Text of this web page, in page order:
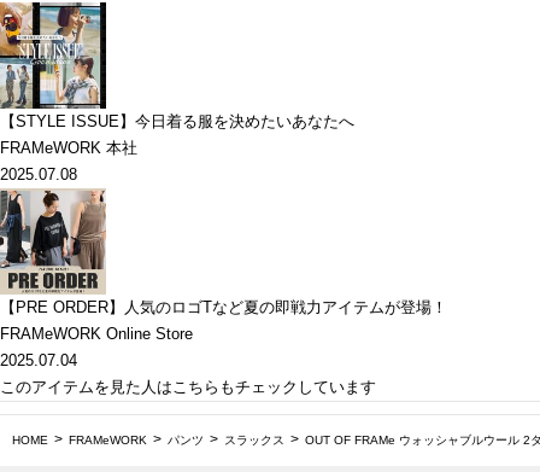
【STYLE ISSUE】今日着る服を決めたいあなたへ
FRAMeWORK 本社
2025.07.08
【PRE ORDER】人気のロゴTなど夏の即戦力アイテムが登場！
FRAMeWORK Online Store
2025.07.04
このアイテムを見た人はこちらもチェックしています
HOME FRAMeWORK パンツ スラックス OUT OF FRAMe ウォッシャブルウール 2